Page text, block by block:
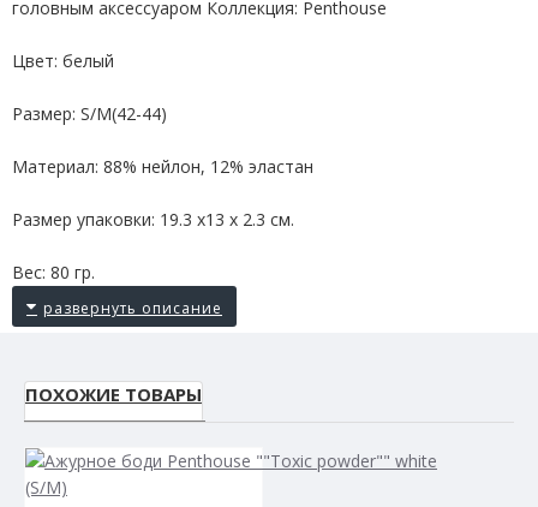
головным аксессуаром Коллекция: Penthouse
Цвет: белый
Размер: S/M(42-44)
Материал: 88% нейлон, 12% эластан
Размер упаковки: 19.3 х13 х 2.3 см.
Вес: 80 гр.
ПОХОЖИЕ ТОВАРЫ